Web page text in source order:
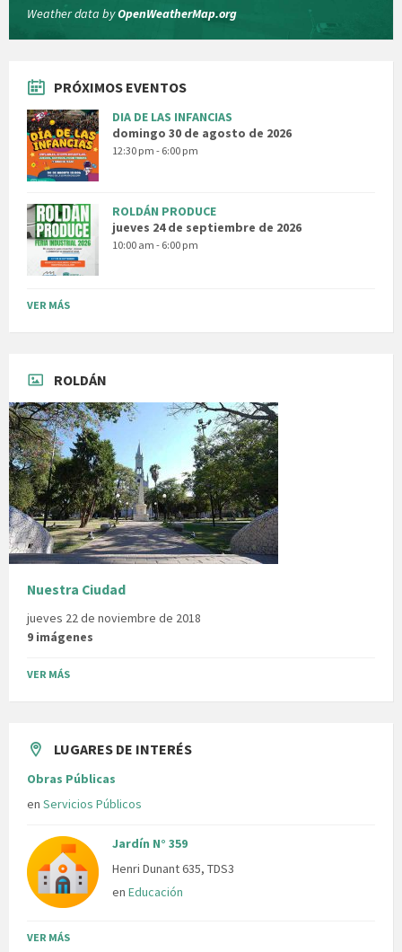
Weather data byOpenWeatherMap.org
PRÓXIMOS EVENTOS
DIA DE LAS INFANCIAS
domingo 30 de agosto de 2026
12:30 pm - 6:00 pm
ROLDÁN PRODUCE
jueves 24 de septiembre de 2026
10:00 am - 6:00 pm
VER MÁS
ROLDÁN
Nuestra Ciudad
jueves 22 de noviembre de 2018
9 imágenes
VER MÁS
LUGARES DE INTERÉS
Obras Públicas
en Servicios Públicos
Jardín N° 359
Henri Dunant 635, TDS3
en Educación
VER MÁS